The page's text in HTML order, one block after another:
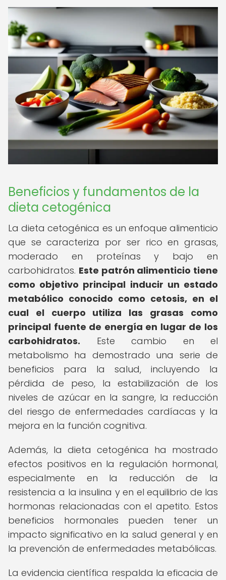
Beneficios y fundamentos de la
dieta cetogénica
La dieta cetogénica es un enfoque alimenticio
que se caracteriza por ser rico en grasas,
moderado en proteínas y bajo en
carbohidratos. Este patrón alimenticio tiene
como objetivo principal inducir un estado
metabólico conocido como cetosis, en el
cual el cuerpo utiliza las grasas como
principal fuente de energía en lugar de los
carbohidratos. Este cambio en el
metabolismo ha demostrado una serie de
beneficios para la salud, incluyendo la
pérdida de peso, la estabilización de los
niveles de azúcar en la sangre, la reducción
del riesgo de enfermedades cardíacas y la
mejora en la función cognitiva.
Además, la dieta cetogénica ha mostrado
efectos positivos en la regulación hormonal,
especialmente en la reducción de la
resistencia a la insulina y en el equilibrio de las
hormonas relacionadas con el apetito. Estos
beneficios hormonales pueden tener un
impacto significativo en la salud general y en
la prevención de enfermedades metabólicas.
La evidencia científica respalda la eficacia de